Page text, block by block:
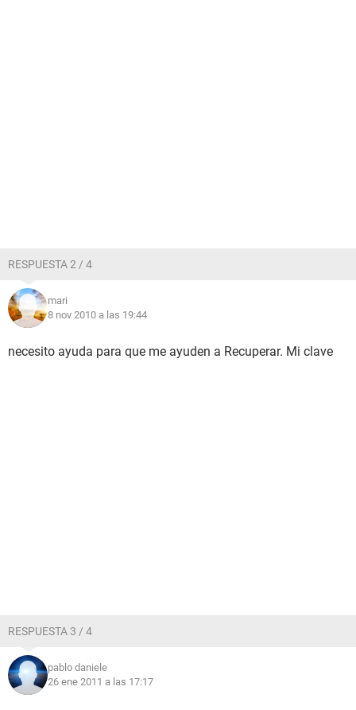
RESPUESTA 2 / 4
mari
8 nov 2010 a las 19:44
necesito ayuda para que me ayuden a Recuperar. Mi clave
RESPUESTA 3 / 4
pablo daniele
26 ene 2011 a las 17:17